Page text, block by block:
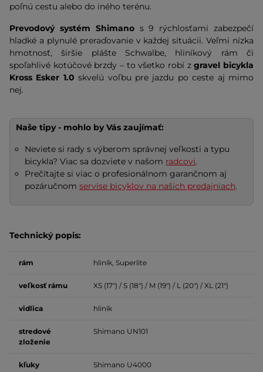
poľnú cestu alebo do iného terénu.
Prevodový systém Shimanos 9 rýchlosťami zabezpečí
hladké a plynulé preraďovanie v každej situácii. Veľmi nízka
hmotnosť, širšie plášte Schwalbe, hliníkový rám či
spoľahlivé kotúčové brzdy – to všetko robí zgravel bicykla
Kross Esker 1.0 skvelú voľbu pre jazdu po ceste aj mimo
nej.
Naše tipy - mohlo by Vás zaujímať:
Neviete si rady s výberom správnej veľkosti a typu
bicykla? Viac sa dozviete v našom radcovi.
Prečítajte si viac o profesionálnom garančnom aj
pozáručnomservise bicyklov na našich predajniach.
Technický popis:
rám hliník, Superlite
veľkosť rámu XS (17") / S (18") / M (19") / L (20") / XL (21")
vidlica hliník
stredové
zloženie
Shimano UN101
kľuky Shimano U4000